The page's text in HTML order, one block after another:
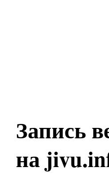
Запись
на